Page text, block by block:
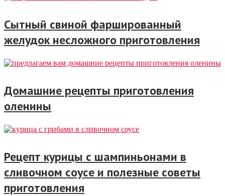
Сытный свиной фаршированный
желудок несложного приготовления
Домашние рецепты приготовления
оленины
Рецепт курицы с шампиньонами в
сливочном соусе и полезные советы
приготовления